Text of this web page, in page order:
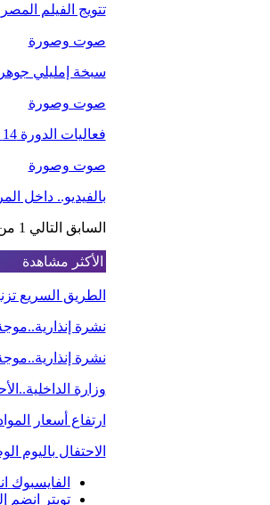
تتويج الفيلم
صوت وصورة
سبخة إمليلي
صوت وصورة
فعاليات الدورة 14 لمهرجان الداخلة الدولي للفيلم
صوت وصورة
بالفيديو.. داخل
السابق التالي 1 من 118
الأكثر مشاهدة
الطريق السريع
نشرة
نشرة
وزارة
ارتفاع أسعار
الاحتفال باليوم
الفايسبوك
تويتر
انضم